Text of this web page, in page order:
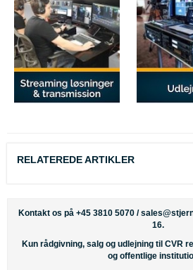
RELATEREDE ARTIKLER
Kontakt os på +45 3810 5070 /
16.
Kun rådgivning, salg og udlejning til CVR
og offentlige